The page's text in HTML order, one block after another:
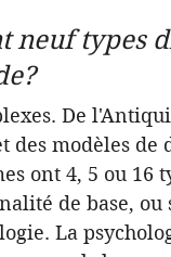
neuf types
De
des modèles
ont 4, 5 ou 16
de base,
La